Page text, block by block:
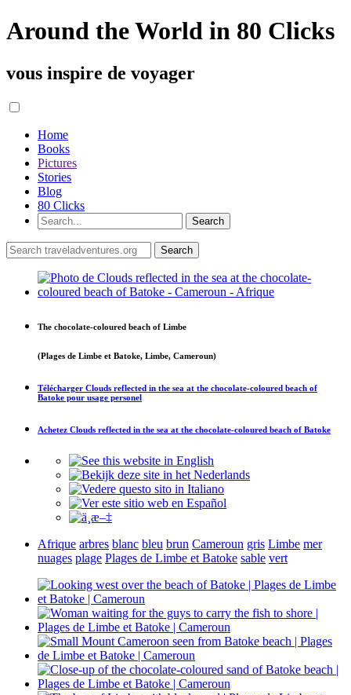
Around the World in 80 Clicks
vous inspire de voyager
Home
Books
Pictures
Stories
Blog
80 Clicks
The chocolate-coloured beach of Limbe
(Plages de Limbe et Batoke, Limbe, Cameroun)
Télécharger Clouds reflected in the sea at the chocolate-coloured beach of
Batoke pour usage personel
Achetez Clouds reflected in the sea at the chocolate-coloured beach of Batoke
Afrique arbres blanc bleu brun Cameroun gris Limbe mer
nuages plage Plages de Limbe et Batoke sable vert